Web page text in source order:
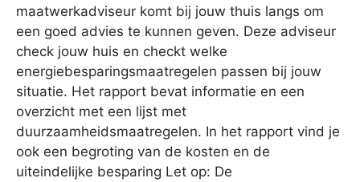
maatwerkadviseur komt bij jouw thuis langs om
een goed advies te kunnen geven. Deze adviseur
check jouw huis en checkt welke
energiebesparingsmaatregelen passen bij jouw
situatie. Het rapport bevat informatie en een
overzicht met een lijst met
duurzaamheidsmaatregelen. In het rapport vind je
ook een begroting van de kosten en de
uiteindelijke besparing Let op: De